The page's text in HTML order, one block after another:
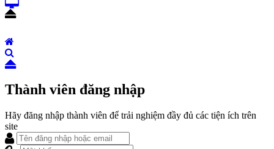
Thành viên đăng nhập
Hãy đăng nhập thành viên để trải nghiệm đầy đủ các tiện ích trên
site